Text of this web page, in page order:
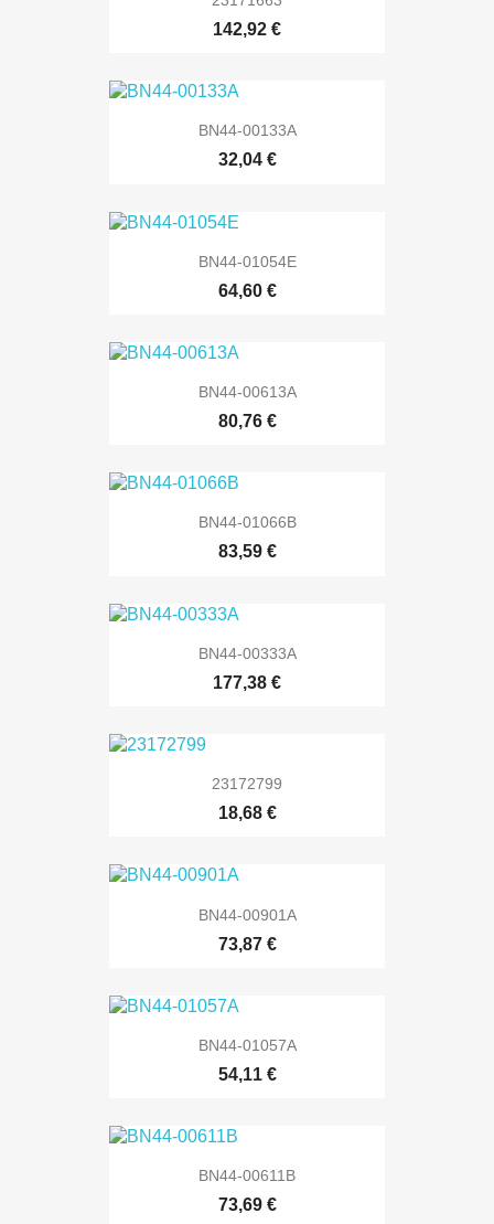
142,92 €
BN44-00133A
32,04 €
BN44-01054E
64,60 €
BN44-00613A
80,76 €
BN44-01066B
83,59 €
BN44-00333A
177,38 €
23172799
18,68 €
BN44-00901A
73,87 €
BN44-01057A
54,11 €
BN44-00611B
73,69 €